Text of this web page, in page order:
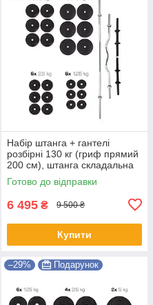
Набір штанга + гантелі
розбірні 130 кг (гриф прямий
200 см), штанга складальна
для тренувань удома Shopik
Готово до відправки
6 495 ₴ 9 500 ₴
Купити
–29% Подарунок